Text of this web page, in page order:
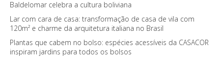
Baldelomar celebra a cultura boliviana
Lar com cara de casa: transformação de casa de vila com
120m² e charme da arquitetura italiana no Brasil
Plantas que cabem no bolso: espécies acessíveis da CASACOR
inspiram jardins para todos os bolsos